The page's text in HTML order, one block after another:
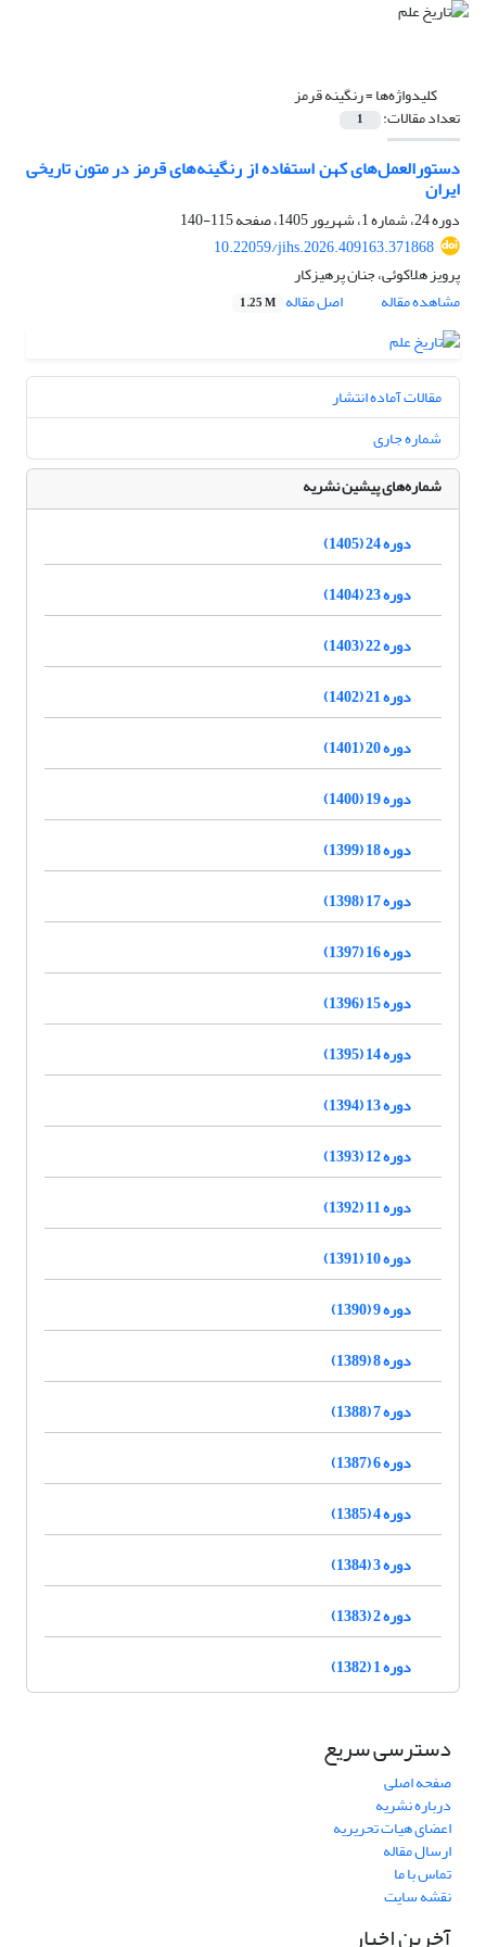
کلیدواژه‌ها =رنگینه قرمز
تعداد مقالات: 1
دستورالعمل‌های کهن استفاده از رنگینه‌های قرمز در متون تاریخی
ایران
دوره 24، شماره 1، شهریور 1405، صفحه
115-140
10.22059/jihs.2026.409163.371868
پرویز هلاکوئی، جنان پرهیزکار
مشاهده مقاله
اصل مقاله 1.25 M
مقالات آماده انتشار
شماره جاری
شماره‌های پیشین نشریه
دوره 24 (1405)
دوره 23 (1404)
دوره 22 (1403)
دوره 21 (1402)
دوره 20 (1401)
دوره 19 (1400)
دوره 18 (1399)
دوره 17 (1398)
دوره 16 (1397)
دوره 15 (1396)
دوره 14 (1395)
دوره 13 (1394)
دوره 12 (1393)
دوره 11 (1392)
دوره 10 (1391)
دوره 9 (1390)
دوره 8 (1389)
دوره 7 (1388)
دوره 6 (1387)
دوره 4 (1385)
دوره 3 (1384)
دوره 2 (1383)
دوره 1 (1382)
دسترسی سریع
صفحه اصلی
درباره نشریه
اعضای هیات تحریریه
ارسال مقاله
تماس با ما
نقشه سایت
آخرین اخبار